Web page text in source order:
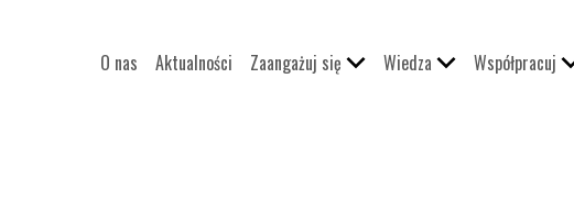
O nas Aktualności Zaangażuj się Wiedza Współpracuj